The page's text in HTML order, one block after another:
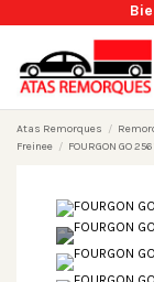
Atas Remorques
Freinee
FOURGON GO